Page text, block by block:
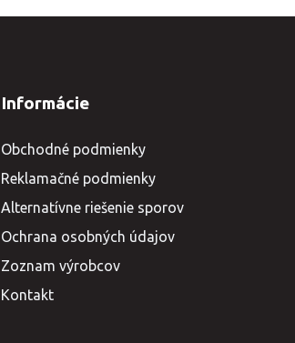
Informácie
Obchodné podmienky
Reklamačné podmienky
Alternatívne riešenie sporov
Ochrana osobných údajov
Zoznam výrobcov
Kontakt